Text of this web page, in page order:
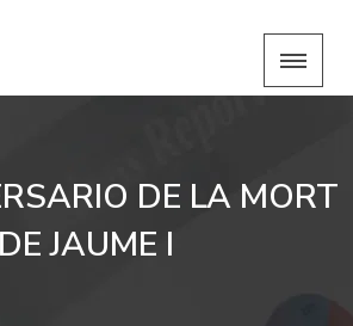
DE LA MORT
DE JAUME I